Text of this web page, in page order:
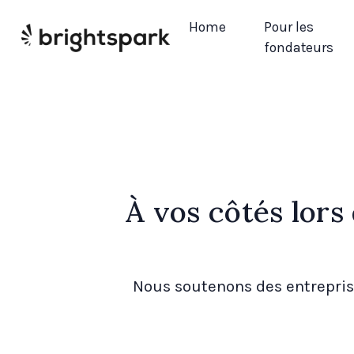
Home
Pour les
fondateurs
À vos côtés
Nous soutenons des